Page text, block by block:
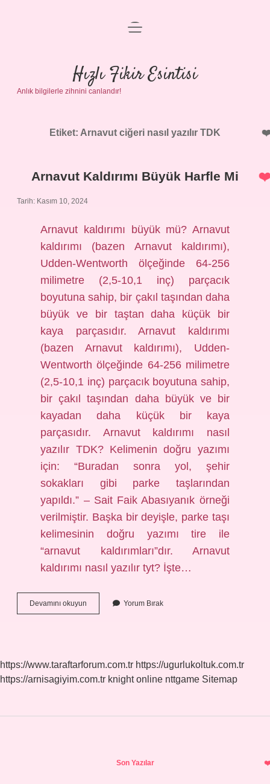
Anasayfa
Gizlilik Politikası
Yasal Uyarı
menüyü
Hızlı Fikir Esintisi
Anlık bilgilerle zihnini canlandır!
Etiket: Arnavut ciğeri nasıl yazılır TDK
Arnavut Kaldırımı Büyük Harfle Mi
Tarih: Kasım 10, 2024
Arnavut kaldırımı büyük mü? Arnavut
kaldırımı (bazen Arnavut kaldırımı),
Udden-Wentworth ölçeğinde 64-256
milimetre (2,5-10,1 inç) parçacık
boyutuna sahip, bir çakıl taşından daha
büyük ve bir taştan daha küçük bir
kaya parçasıdır. Arnavut kaldırımı
(bazen Arnavut kaldırımı), Udden-
Wentworth ölçeğinde 64-256 milimetre
(2,5-10,1 inç) parçacık boyutuna sahip,
bir çakıl taşından daha büyük ve bir
kayadan daha küçük bir kaya
parçasıdır. Arnavut kaldırımı nasıl
yazılır TDK? Kelimenin doğru yazımı
için: “Buradan sonra yol, şehir
sokakları gibi parke taşlarından
yapıldı.” – Sait Faik Abasıyanık örneği
verilmiştir. Başka bir deyişle, parke taşı
kelimesinin doğru yazımı tire ile
“arnavut kaldırımları”dır. Arnavut
kaldırımı nasıl yazılır tyt? İşte…
Devamını okuyun
Kaldırımı
Yorum Bırak
https://www.taraftarforum.com.tr https://ugurlukoltuk.com.tr
https://arnisagiyim.com.tr knight online nttgame Sitemap
Son Yazılar